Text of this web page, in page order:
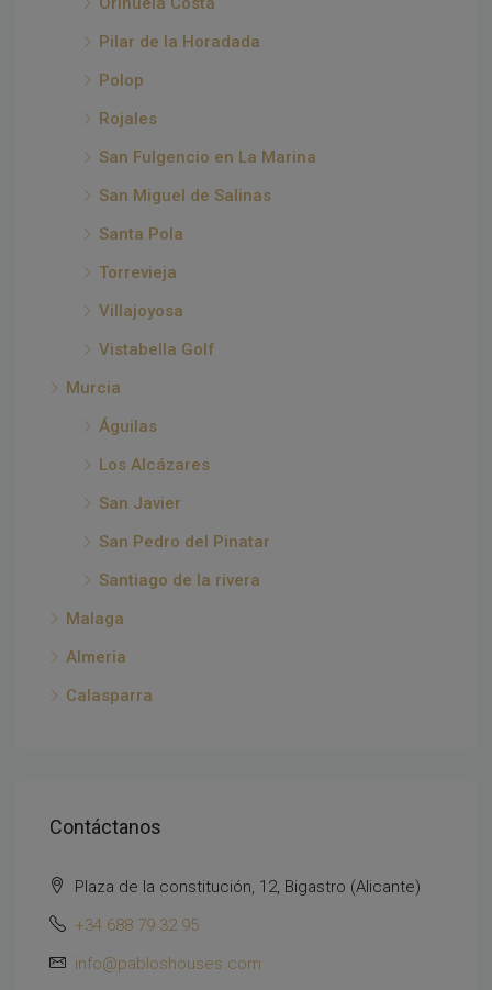
Pilar de la Horadada
Polop
Rojales
San Fulgencio en La Marina
San Miguel de Salinas
Santa Pola
Torrevieja
Villajoyosa
Vistabella Golf
Murcia
Águilas
Los Alcázares
San Javier
San Pedro del Pinatar
Santiago de la rivera
Malaga
Almeria
Calasparra
Contáctanos
Plaza de la constitución, 12, Bigastro (Alicante)
+34 688 79 32 95
info@pabloshouses.com